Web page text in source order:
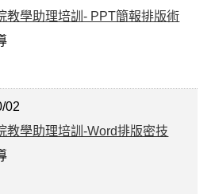
教學助理培訓- PPT簡報排版術
02
教學助理培訓-Word排版密技